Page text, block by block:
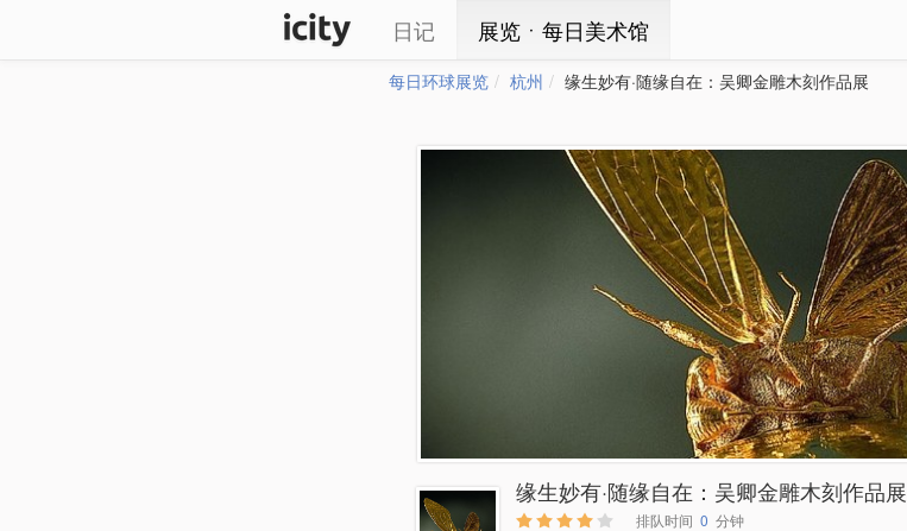
日记 展览ㆍ每日美术馆
每日环球展览 杭州 缘生妙有·随缘自在：吴卿金雕木刻作品展
缘生妙有·随缘自在：吴卿金雕木刻作品展
排队时间 0 分钟